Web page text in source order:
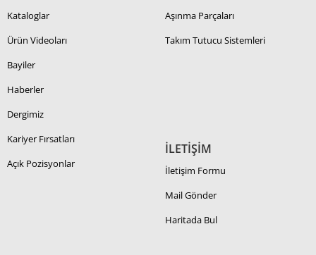
Kataloglar
Ürün Videoları
Bayiler
Haberler
Dergimiz
Kariyer Fırsatları
Açık Pozisyonlar
Aşınma Parçaları
Takım Tutucu Sistemleri
İLETİŞİM
İletişim Formu
Mail Gönder
Haritada Bul